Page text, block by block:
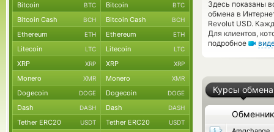
Здесь показаны
обмена в
Revolut USD.
Для клиентов,
подробное
Курсы обмена
Обменник
Bitcoin BTC Bitcoin BTC
Bitcoin Cash BCH Bitcoin Cash BCH
Ethereum ETH Ethereum ETH
Litecoin LTC Litecoin LTC
XRP XRP XRP XRP
Monero XMR Monero XMR
Dogecoin DOGE Dogecoin DOGE
Dash DASH Dash DASH
Tether ERC20 USDT Tether ERC20 USDT